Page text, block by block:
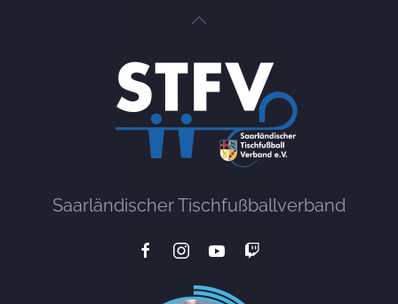
Saarländischer Tischfußballverband